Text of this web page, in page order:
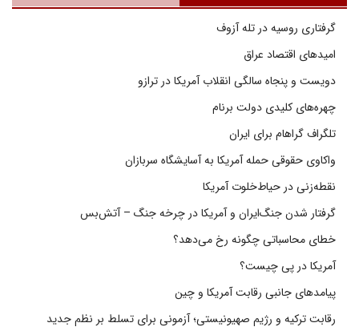
گرفتاری روسیه در تله آزوف
امیدهای اقتصاد عراق
دویست و پنجاه سالگی انقلاب آمریکا در ترازو
چهره‌های کلیدی دولت برنام
تلگراف گراهام برای ایران
واکاوی حقوقی حمله آمریکا به آسایشگاه سربازان
نقطه‌زنی در حیاط‌خلوت آمریکا
گرفتار شدن جنگ‌ایران و آمریکا در چرخه جنگ – آتش‌بس
خطای محاسباتی چگونه رخ می‌دهد؟
آمریکا در پی چیست؟
پیامدهای جانبی رقابت آمریکا و چین
رقابت ترکیه و رژیم صهیونیستی؛ آزمونی برای تسلط بر نظم جدید